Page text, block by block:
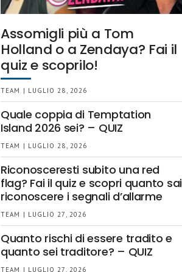
Assomigli più a Tom
Holland o a Zendaya? Fai il
quiz e scoprilo!
TEAM | LUGLIO 28, 2026
Quale coppia di Temptation
Island 2026 sei? – QUIZ
TEAM | LUGLIO 28, 2026
Riconosceresti subito una red
flag? Fai il quiz e scopri quanto sai
riconoscere i segnali d’allarme
TEAM | LUGLIO 27, 2026
Quanto rischi di essere tradito e
quanto sei traditore? – QUIZ
TEAM | LUGLIO 27, 2026